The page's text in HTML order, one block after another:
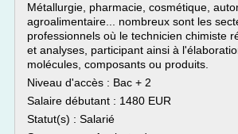
Métallurgie, pharmacie, cosmétique,
agroalimentaire... nombreux sont les
professionnels où le technicien chimiste
et analyses, participant ainsi à
molécules, composants ou produits.
Niveau d'accès : Bac + 2
Salaire débutant : 1480 EUR
Statut(s) : Salarié